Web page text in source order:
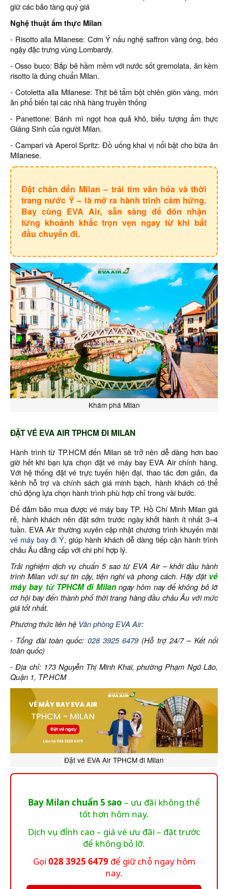
giữ các bảo tàng quý giá
Nghệ thuật ẩm thực Milan
- Risotto alla Milanese: Cơm Ý nấu nghệ saffron vàng óng, béo
ngậy đặc trưng vùng Lombardy.
- Osso buco: Bắp bê hầm mềm với nước sốt gremolata, ăn kèm
risotto là đúng chuẩn Milan.
- Cotoletta alla Milanese: Thịt bê tẩm bột chiên giòn vàng, món
ăn phổ biến tại các nhà hàng truyền thống
- Panettone: Bánh mì ngọt hoa quả khô, biểu tượng ẩm thực
Giáng Sinh của người Milan.
- Campari và Aperol Spritz: Đồ uống khai vị nổi bật cho bữa ăn
Milanese.
Đặt chân đến Milan – trái tim văn hóa và thời
trang nước Ý – là mở ra hành trình cảm hứng.
Bay cùng EVA Air, sẵn sàng để đón nhận
từng khoảnh khắc trọn vẹn ngay từ khi bắt
đầu chuyến đi.
Khám phá Milan
ĐẶT VÉ EVA AIR TPHCM ĐI MILAN
Hành trình từ TP.HCM đến Milan sẽ trở nên dễ dàng hơn bao
giờ hết khi bạn lựa chọn đặt vé máy bay EVA Air chính hãng.
Với hệ thống đặt vé trực tuyến hiện đại, thao tác đơn giản, đa
kênh hỗ trợ và chính sách giá minh bạch, hành khách có thể
chủ động lựa chọn hành trình phù hợp chỉ trong vài bước.
Để đảm bảo mua được vé máy bay TP. Hồ Chí Minh Milan giá
rẻ, hành khách nên đặt sớm trước ngày khởi hành ít nhất 3–4
tuần. EVA Air thường xuyên cập nhật chương trình khuyến mãi
vé máy bay đi Ý, giúp hành khách dễ dàng tiếp cận hành trình
châu Âu đẳng cấp với chi phí hợp lý.
Trải nghiệm dịch vụ chuẩn 5 sao từ EVA Air – khởi đầu hành
trình Milan với sự tin cậy, tiện nghi và phong cách. Hãy đặt vé
máy bay từ TPHCM đi Milanngay hôm nay để không bỏ lỡ
cơ hội bay đến thành phố thời trang hàng đầu châu Âu với mức
giá tốt nhất.
Phương thức liên hệ Văn phòng EVA Air:
- Tổng đài toàn quốc: 028 3925 6479 (Hỗ trợ 24/7 – Kết nối
toàn quốc)
- Địa chỉ: 173 Nguyễn Thị Minh Khai, phường Phạm Ngũ Lão,
Quận 1, TP.HCM
Đặt vé EVA Air TPHCM đi Milan
Bay Milan chuẩn 5 sao – ưu đãi không thể
tốt hơn hôm nay.
Dịch vụ đỉnh cao – giá vé ưu đãi – đặt trước
để không bỏ lỡ.
Gọi 028 3925 6479 để giữ chỗ ngay hôm
nay.